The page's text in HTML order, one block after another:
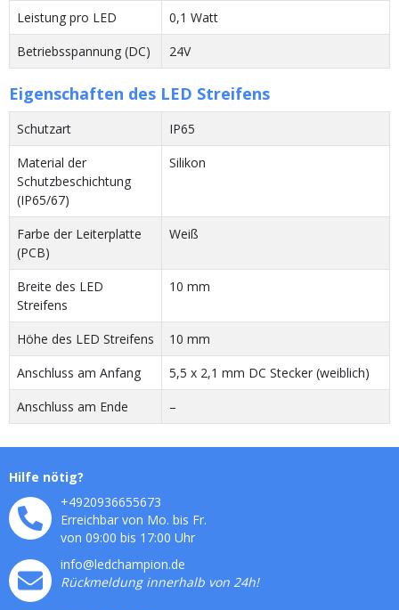
Leistung pro LED
0,1 Watt
Betriebsspannung (DC)
24V
Eigenschaften des LED Streifens
Schutzart
IP65
Material der
Schutzbeschichtung
(IP65/67)
Silikon
Farbe der Leiterplatte
(PCB)
Weiß
Breite des LED
Streifens
10 mm
Höhe des LED Streifens
10 mm
Anschluss am Anfang
5,5 x 2,1 mm DC Stecker (weiblich)
Anschluss am Ende
–
Hilfe nötig?
+4920936655673
Erreichbar von Mo. bis Fr.
von 09:00 bis 17:00 Uhr
info@ledchampion.de
Rückmeldung innerhalb von 24h!